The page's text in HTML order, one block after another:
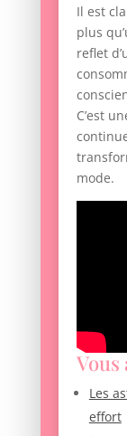
Il est
plus
reflet
C’est
mode.
Vous
Les
effort